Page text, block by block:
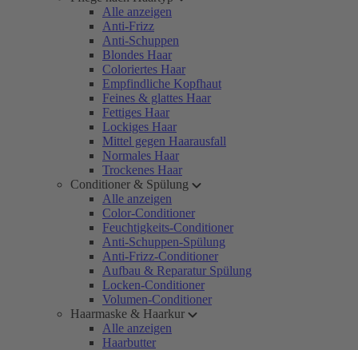
Alle anzeigen
Anti-Frizz
Anti-Schuppen
Blondes Haar
Coloriertes Haar
Empfindliche Kopfhaut
Feines & glattes Haar
Fettiges Haar
Lockiges Haar
Mittel gegen Haarausfall
Normales Haar
Trockenes Haar
Conditioner & Spülung
Alle anzeigen
Color-Conditioner
Feuchtigkeits-Conditioner
Anti-Schuppen-Spülung
Anti-Frizz-Conditioner
Aufbau & Reparatur Spülung
Locken-Conditioner
Volumen-Conditioner
Haarmaske & Haarkur
Alle anzeigen
Haarbutter